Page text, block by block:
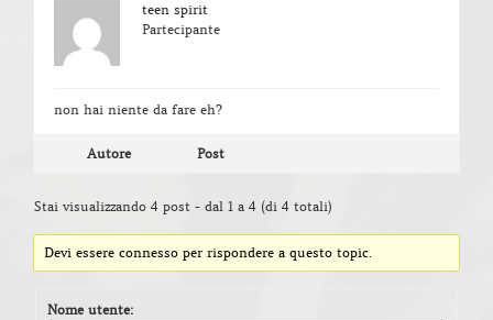
teen spirit
Partecipante
non hai niente da fare eh?
Autore Post
Stai visualizzando 4 post - dal 1 a 4 (di 4 totali)
Devi essere connesso per rispondere a questo topic.
Nome utente: